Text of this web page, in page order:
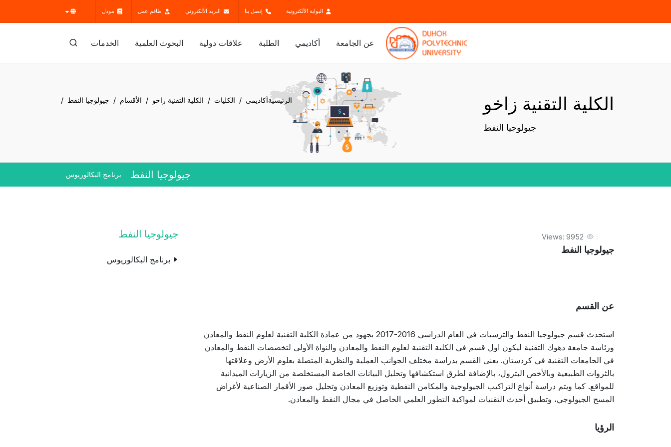
البوابة الألكترونية إتصل بنا البريد الألكتروني طاقم عمل مودل
عن الجامعة أكاديمي الطلبة علاقات دولية البحوث العلمية الخدمات
الكلية التقنية زاخو
جيولوجيا النفط
الرئيسيةأكاديمي الكليات الكلية التقنية زاخو الأقسام جيولوجيا النفط
جيولوجيا النفط برنامج البكالوريوس
Views: 9952
جيولوجيا النفط
عن القسم
استحدث قسم جيولوجيا النفط والترسبات في العام الدراسي 2016-2017 بجهود من عمادة الكلية التقنية لعلوم النفط والمعادن
ورئاسة جامعة دهوك التقنية ليكون اول قسم في الكلية التقنية لعلوم النفط والمعادن والنواة الأولى لتخصصات النفط والمعادن
في الجامعات التقنية في كردستان. يعنى القسم بدراسة مختلف الجوانب العملية والنظرية المتصلة بعلوم الأرض وعلاقتها
بالثروات الطبيعية وبالأخص البترول، بالإضافة لطرق استكشافها وتحليل البيانات الخاصة المستخلصة من الزيارات الميدانية
للمواقع. كما ويتم دراسة أنواع التراكيب الجيولوجية والمكامن النفطية وتوزيع المعادن وتحليل صور الأقمار الصناعية لأغراض
المسح الجيولوجي، وتطبيق أحدث التقنيات لمواكبة التطور العلمي الحاصل في مجال النفط والمعادن.
الرؤيا
جيولوجيا النفط
برنامج البكالوريوس